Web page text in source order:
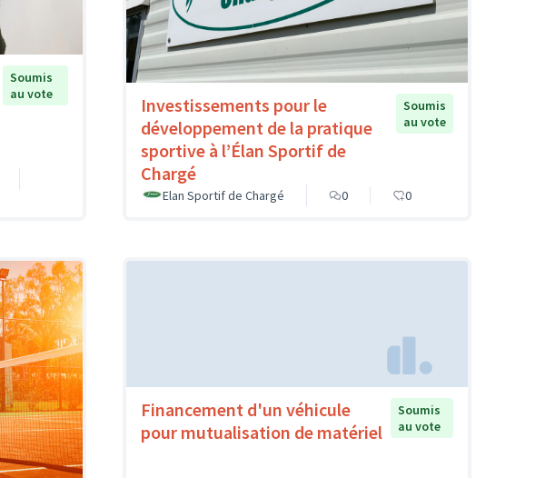
Soumis
au vote
Investissements pour le
développement de la pratique
sportive à l’Élan Sportif de
Chargé
Soumis
au vote
Elan Sportif de Chargé 0 0
Financement d'un véhicule
pour mutualisation de matériel
Soumis
au vote